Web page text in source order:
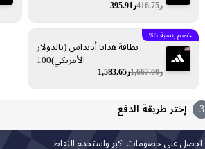
ر416.75 ر395.91
بطاقة هدايا أديداس (بالدولار
الأمريكي)100
ر1,667.00 ر1,583.65
خصم بنسبة 5%
3 إختر طريقة الدفع
احصل على خصومات اكبر واستخدم النقاط